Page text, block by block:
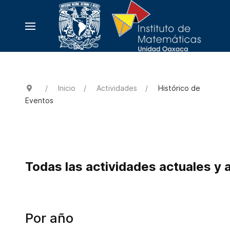
Inicio Actividades
Histórico de
Eventos
Todas las actividades actuales y
Por año